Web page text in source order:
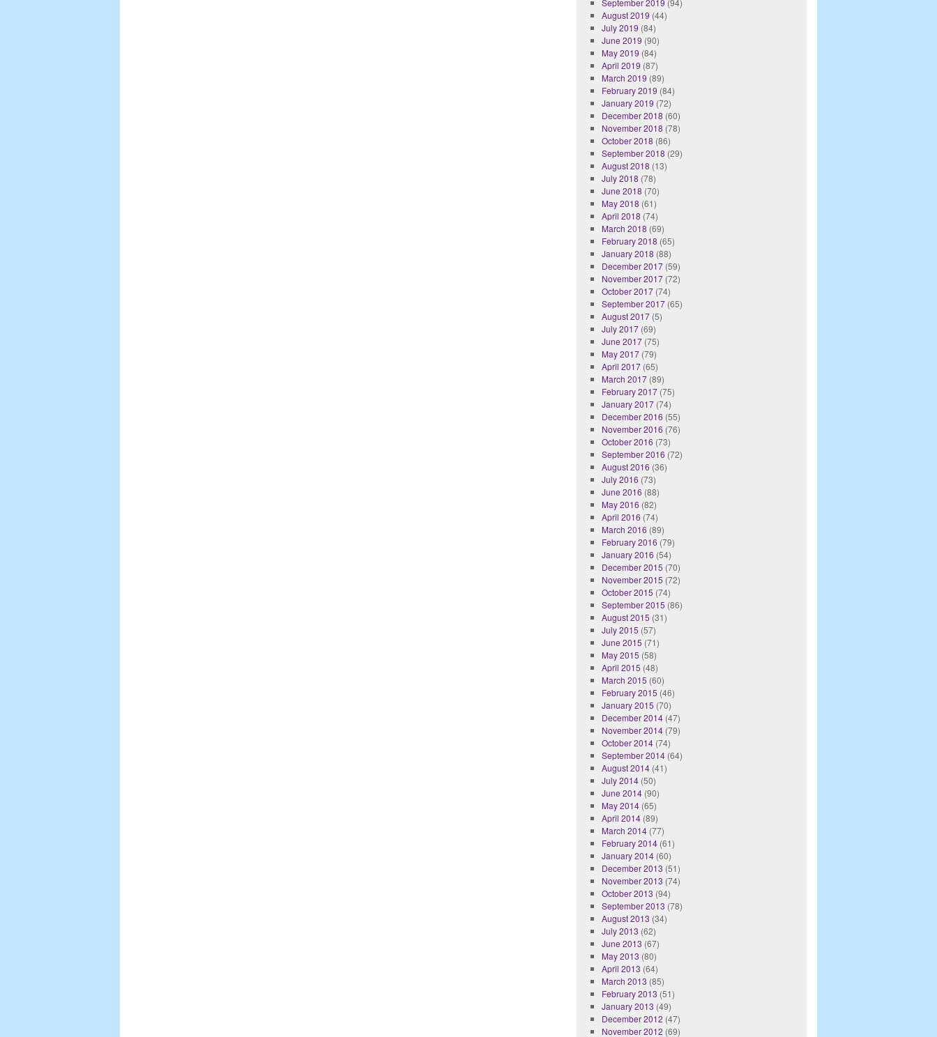
September 2019 (94)
August 2019 (44)
July 2019 (84)
June 2019 (90)
May 2019 (84)
April 2019 (87)
March 2019 (89)
February 2019 (84)
January 2019 (72)
December 2018 (60)
November 2018 (78)
October 2018 (86)
September 2018 (29)
August 2018 (13)
July 2018 (78)
June 2018 (70)
May 2018 (61)
April 2018 (74)
March 2018 (69)
February 2018 (65)
January 2018 (88)
December 2017(59)
November 2017(72)
October 2017(74)
September 2017(65)
August 2017(5)
July 2017(69)
June 2017(75)
May 2017(79)
April 2017(65)
March 2017(89)
February 2017(75)
January 2017(74)
December 2016 (55)
November 2016 (76)
October 2016 (73)
September 2016 (72)
August 2016 (36)
July 2016 (73)
June 2016 (88)
May 2016 (82)
April 2016 (74)
March 2016 (89)
February 2016 (79)
January 2016 (54)
December 2015 (70)
November 2015 (72)
October 2015 (74)
September 2015 (86)
August 2015 (31)
July 2015 (57)
June 2015 (71)
May 2015 (58)
April 2015 (48)
March 2015 (60)
February 2015 (46)
January 2015 (70)
December 2014(47)
November 2014(79)
October 2014(74)
September 2014(64)
August 2014(41)
July 2014(50)
June 2014(90)
May 2014(65)
April 2014(89)
March 2014(77)
February 2014(61)
January 2014(60)
December 2013 (51)
November 2013 (74)
October 2013 (94)
September 2013 (78)
August 2013 (34)
July 2013 (62)
June 2013 (67)
May 2013 (80)
April 2013 (64)
March 2013 (85)
February 2013 (51)
January 2013 (49)
December 2012 (47)
November 2012 (69)